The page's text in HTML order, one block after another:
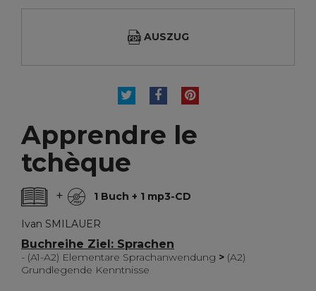
AUSZUG
TWEETTEILENPINTEREST
Apprendre le
tchèque
+ 1 Buch + 1 mp3-CD
Ivan SMILAUER
Buchreihe Ziel: Sprachen
- (A1-A2) Elementare Sprachanwendung > (A2)
Grundlegende Kenntnisse